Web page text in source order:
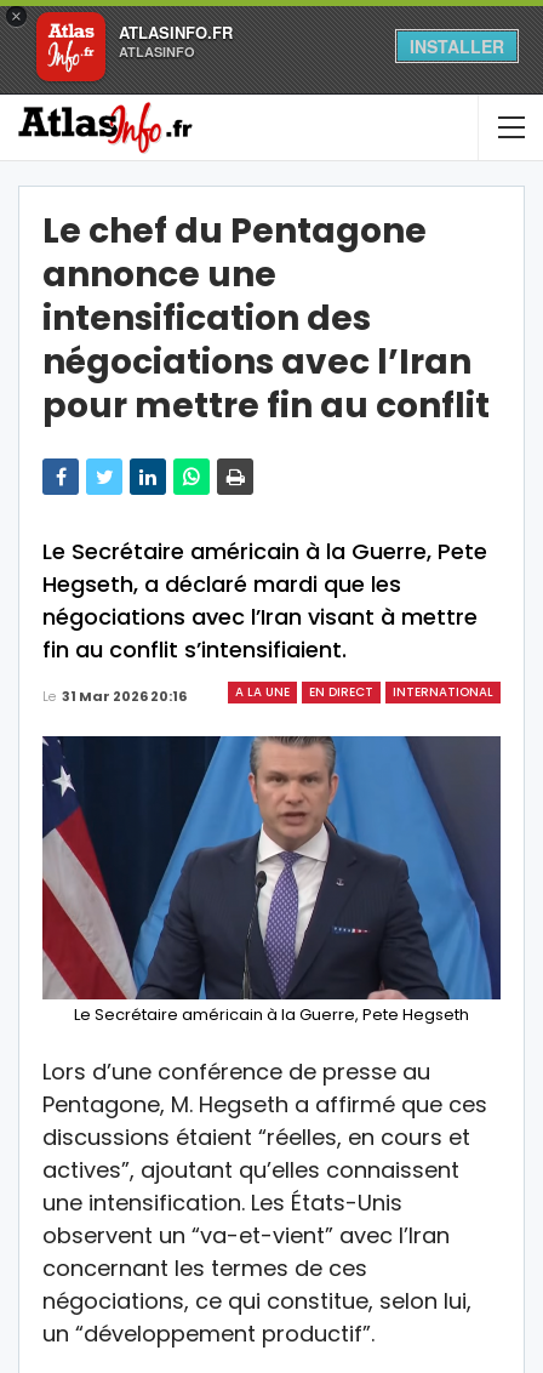
×
ATLASINFO.FR
ATLASINFO INSTALLER
Le chef du Pentagone
annonce une
intensification des
négociations avec l’Iran
pour mettre fin au conflit
Le Secrétaire américain à la Guerre, Pete
Hegseth, a déclaré mardi que les
négociations avec l’Iran visant à mettre
fin au conflit s’intensifiaient.
A LA UNE EN DIRECT INTERNATIONAL
Le 31 Mar 2026 20:16
Le Secrétaire américain à la Guerre, Pete Hegseth
Lors d’une conférence de presse au
Pentagone, M. Hegseth a affirmé que ces
discussions étaient “réelles, en cours et
actives”, ajoutant qu’elles connaissent
une intensification. Les États-Unis
observent un “va-et-vient” avec l’Iran
concernant les termes de ces
négociations, ce qui constitue, selon lui,
un “développement productif”.